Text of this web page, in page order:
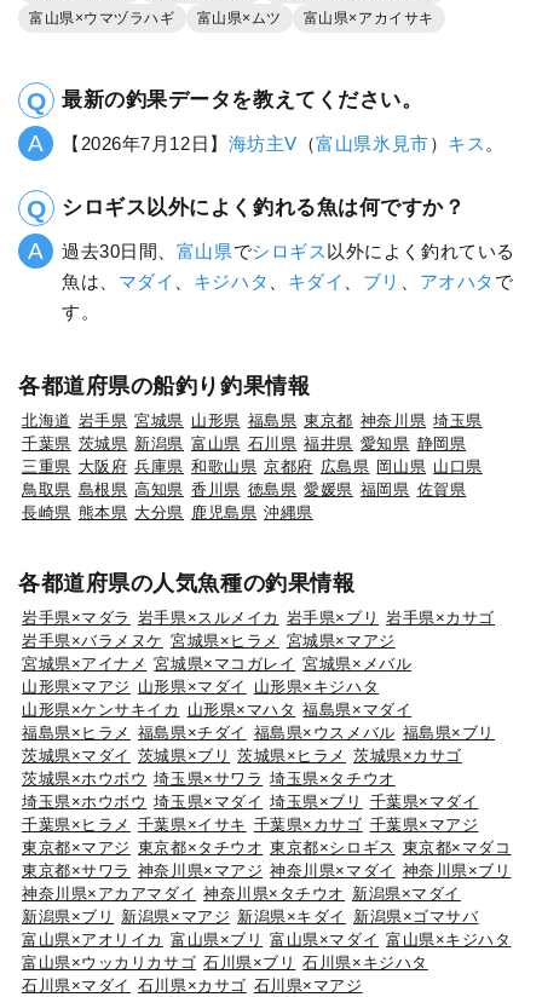
富山県×ウマヅラハギ
富山県×ムツ 富山県×アカイサキ
最新の釣果データを教えてください。
【2026年7月12日】 海坊主Ⅴ （富山県氷見市） キス 。
シロギス以外によく釣れる魚は何ですか？
過去30日間、 富山県でシロギス 以外によく釣れている
魚は、 マダイ キジハタ キダイ ブリ アオハタ で
す。
各都道府県の船釣り釣果情報
北海道 岩手県 宮城県 山形県 福島県 東京都 神奈川県 埼玉県
千葉県 茨城県 新潟県 富山県 石川県 福井県 愛知県 静岡県
三重県 大阪府 兵庫県 和歌山県 京都府 広島県 岡山県 山口県
鳥取県 島根県 高知県 香川県 徳島県 愛媛県 福岡県 佐賀県
長崎県 熊本県 大分県 鹿児島県 沖縄県
各都道府県の人気魚種の釣果情報
岩手県×マダラ 岩手県×スルメイカ 岩手県×ブリ
岩手県×カサゴ
岩手県×バラメヌケ 宮城県×ヒラメ 宮城県×マアジ
宮城県×アイナメ 宮城県×マコガレイ 宮城県×メバル
山形県×マアジ 山形県×マダイ
山形県×キジハタ
山形県×ケンサキイカ
山形県×マハタ 福島県×マダイ
福島県×ヒラメ 福島県×チダイ 福島県×ウスメバル 福島県×ブリ
茨城県×マダイ 茨城県×ブリ 茨城県×ヒラメ
茨城県×カサゴ
茨城県×ホウボウ 埼玉県×サワラ 埼玉県×タチウオ
埼玉県×ホウボウ 埼玉県×マダイ 埼玉県×ブリ
千葉県×マダイ
千葉県×ヒラメ 千葉県×イサキ 千葉県×カサゴ 千葉県×マアジ
東京都×マアジ 東京都×タチウオ 東京都×シロギス 東京都×マダコ
東京都×サワラ 神奈川県×マアジ 神奈川県×マダイ 神奈川県×ブリ
神奈川県×アカアマダイ 神奈川県×タチウオ 新潟県×マダイ
新潟県×ブリ
新潟県×マアジ 新潟県×キダイ
新潟県×ゴマサバ
富山県×アオリイカ 富山県×ブリ 富山県×マダイ 富山県×キジハタ
富山県×ウッカリカサゴ 石川県×ブリ
石川県×キジハタ
石川県×マダイ 石川県×カサゴ 石川県×マアジ